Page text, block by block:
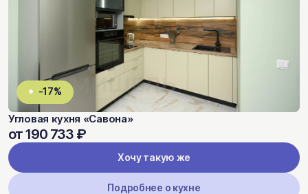
-17%
Угловая кухня «Савона»
от 190 733 ₽
Хочу такую же
Подробнее о кухне